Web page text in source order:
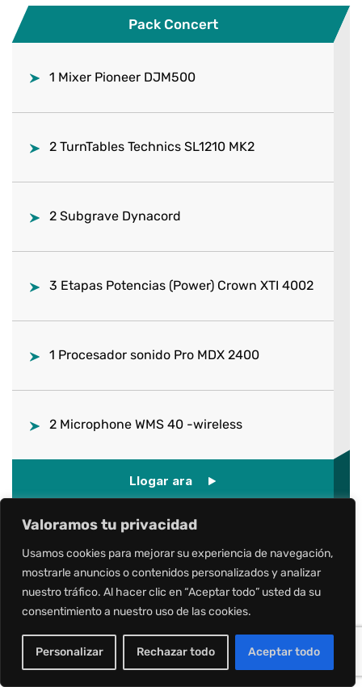
Valoramos tu privacidad
Usamos cookies para mejorar su experiencia de navegación,
mostrarle anuncios o contenidos personalizados y analizar
nuestro tráfico. Al hacer clic en “Aceptar todo” usted da su
consentimiento a nuestro uso de las cookies.
Personalizar Rechazar todo Aceptar todo
Pack Concert
1 Mixer Pioneer DJM500
2 TurnTables Technics SL1210 MK2
2 Subgrave Dynacord
3 Etapas Potencias (Power) Crown XTI 4002
1 Procesador sonido Pro MDX 2400
2 Microphone WMS 40 -wireless
Llogar ara